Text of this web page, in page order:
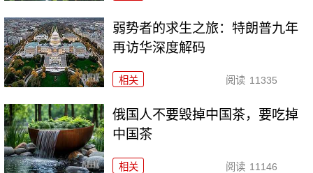
弱势者的求生之旅：特朗普九年
再访华深度解码
相关 阅读 11335
俄国人不要毁掉中国茶，要吃掉
中国茶
相关 阅读 11146